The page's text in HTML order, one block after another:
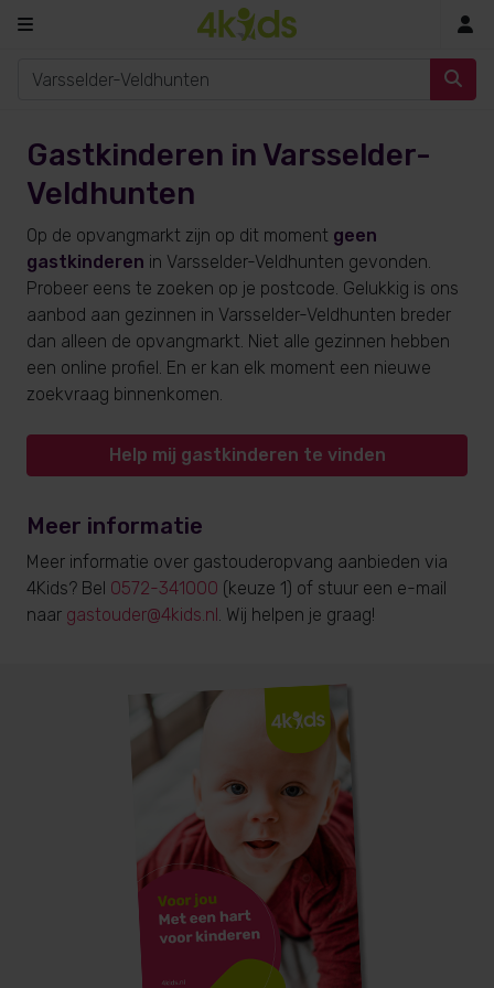
Gastkinderen in Varsselder-
Veldhunten
Op de opvangmarkt zijn op dit moment geen
gastkinderen in Varsselder-Veldhunten gevonden.
Probeer eens te zoeken op je postcode. Gelukkig is ons
aanbod aan gezinnen in Varsselder-Veldhunten breder
dan alleen de opvangmarkt. Niet alle gezinnen hebben
een online profiel. En er kan elk moment een nieuwe
zoekvraag binnenkomen.
Help mij gastkinderen te vinden
Meer informatie
Meer informatie over gastouderopvang aanbieden via
4Kids? Bel 0572-341000 (keuze 1) of stuur een e-mail
naar gastouder@4kids.nl. Wij helpen je graag!